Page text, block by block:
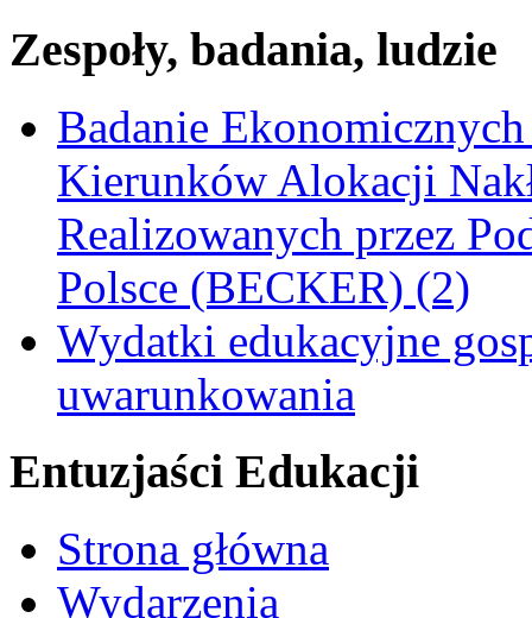
Zespoły, badania, ludzie
Badanie
Kierunków Alokacji
Realizowanych przez
Polsce (BECKER) (2)
Wydatki edukacyjne
uwarunkowania
Entuzjaści Edukacji
Strona główna
Wydarzenia